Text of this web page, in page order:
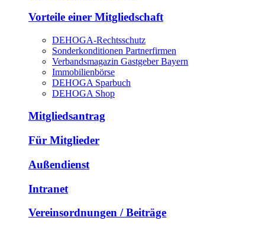
Vorteile einer Mitgliedschaft
DEHOGA-Rechtsschutz
Sonderkonditionen Partnerfirmen
Verbandsmagazin Gastgeber Bayern
Immobilienbörse
DEHOGA Sparbuch
DEHOGA Shop
Mitgliedsantrag
Für Mitglieder
Außendienst
Intranet
Vereinsordnungen / Beiträge